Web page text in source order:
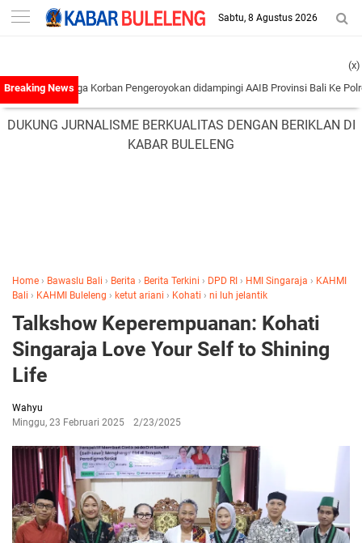
-->
Sabtu, 8 Agustus 2026
Korban Pengeroyokan didampingi AAIB Provinsi Bali Ke Polres Tabanan|
(x)
DUKUNG JURNALISME BERKUALITAS DENGAN BERIKLAN DI
KABAR BULELENG
Home › Bawaslu Bali › Berita › Berita Terkini › DPD RI › HMI Singaraja › KAHMI
Bali › KAHMI Buleleng › ketut ariani › Kohati › ni luh jelantik
Talkshow Keperempuanan: Kohati
Singaraja Love Your Self to Shining
Life
Wahyu
Minggu, 23 Februari 2025
2/23/2025